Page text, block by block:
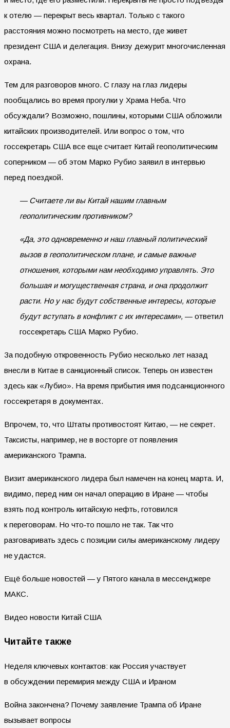
к отелю — перекрыт весь квартал. Только с такого
расстояния можно посмотреть на место, где живет
президент США и делегация. Внизу дежурит многочисленная
охрана.
Тем для разговоров много. С глазу на глаз лидеры
пообщались во время прогулки у Храма Неба. Что
обсуждали? Возможно, пошлины, которыми США обложили
китайских производителей. Или вопрос о том, что
госсекретарь США все еще считает Китай геополитическим
соперником — об этом Марко Рубио заявил в интервью
перед поездкой.
— Считаете ли вы Китай нашим главным
геополитическим противником?
«Да, это одновременно и наш главный политический
вызов в геополитическом плане, и самые важные
отношения, которыми нам необходимо управлять. Это
большая и могущественная страна, и она продолжит
расти. Но у нас будут собственные интересы, которые
будут вступать в конфликт с их интересами», — ответил
госсекретарь США Марко Рубио.
За подобную откровенность Рубио несколько лет назад
внесли в Китае в санкционный список. Теперь он известен
здесь как «Лубио». На время прибытия имя подсанкционного
госсекретаря в документах.
Впрочем, то, что Штаты противостоят Китаю, — не секрет.
Таксисты, например, не в восторге от появления
американского Трампа.
Визит американского лидера был намечен на конец марта. И,
видимо, перед ним он начал операцию в Иране — чтобы
взять под контроль китайскую нефть, готовился
к переговорам. Но что‑то пошло не так. Так что
разговаривать здесь с позиции силы американскому лидеру
не удастся.
Ещё больше новостей — у Пятого канала в мессенджере
МАКС.
Видео новости Китай США
Читайте также
Неделя ключевых контактов: как Россия участвует
в обсуждении перемирия между США и Ираном
Война закончена? Почему заявление Трампа об Иране
вызывает вопросы